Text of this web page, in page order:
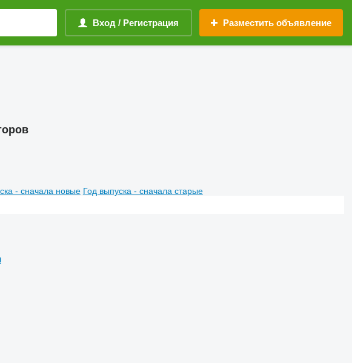
Вход / Регистрация Разместить объявление
- сначала новые Год выпуска - сначала старые